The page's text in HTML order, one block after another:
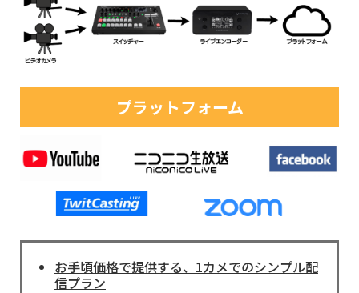
プラットフォーム
お手頃価格で提供する、1カメでのシンプル配
信プラン